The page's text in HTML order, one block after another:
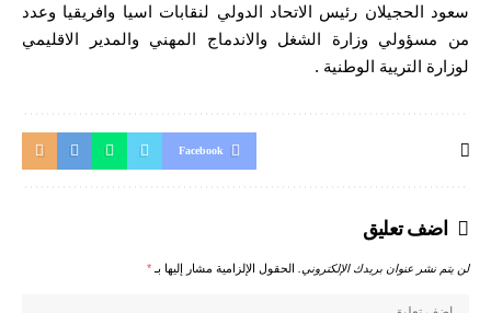
سعود الحجيلان رئيس الاتحاد الدولي لنقابات اسيا وافريقيا وعدد
من مسؤولي وزارة الشغل والاندماج المهني والمدير الاقليمي
لوزارة التريية الوطنية .
Facebook
اضف تعليق
لن يتم نشر عنوان بريدك الإلكتروني. الحقول الإلزامية مشار إليها بـ *